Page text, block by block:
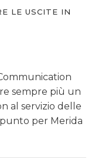
LE USCITE IN
sempre più un
al servizio delle
per Merida